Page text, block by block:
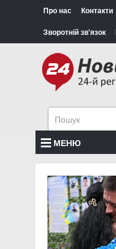
Про нас Контакти
Зворотній зв'язок
МЕНЮ